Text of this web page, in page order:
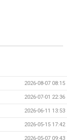
2026-08-07 08:15
2026-07-01 22:36
2026-06-11 13:53
2026-05-15 17:42
2026-05-07 09:43